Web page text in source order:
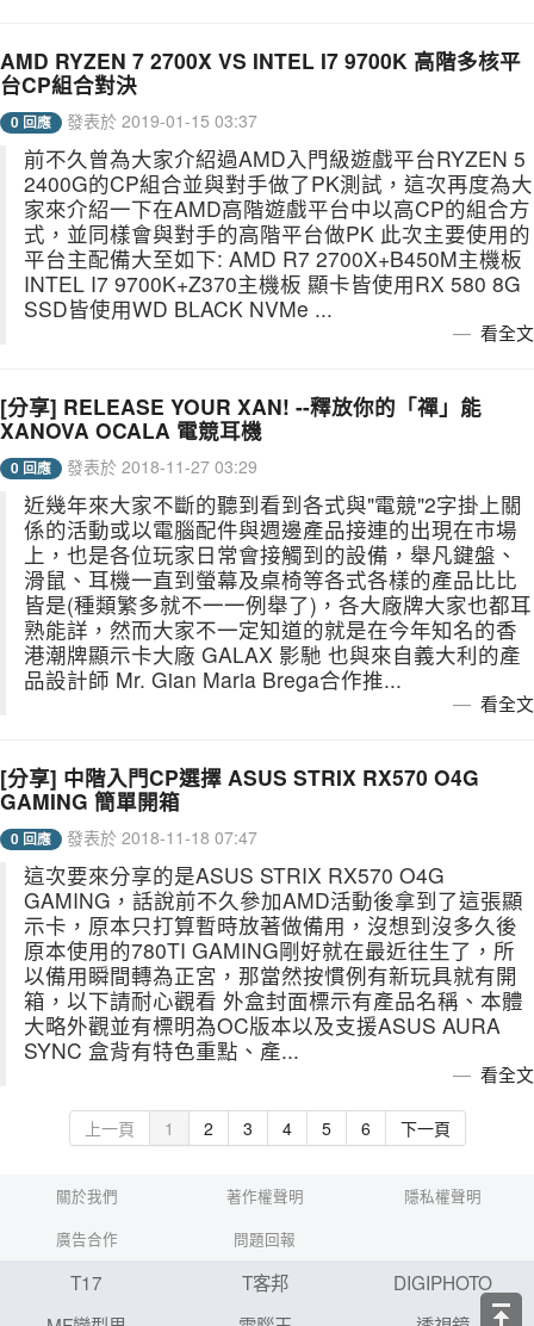
AMD RYZEN 7 2700X VS INTEL I7 9700K 高階多核平
台CP組合對決
0 回應 發表於 2019-01-15 03:37
前不久曾為大家介紹過AMD入門級遊戲平台RYZEN 5
2400G的CP組合並與對手做了PK測試，這次再度為大
家來介紹一下在AMD高階遊戲平台中以高CP的組合方
式，並同樣會與對手的高階平台做PK 此次主要使用的
平台主配備大至如下: AMD R7 2700X+B450M主機板
INTEL I7 9700K+Z370主機板 顯卡皆使用RX 580 8G
SSD皆使用WD BLACK NVMe ...
看全文
[分享] RELEASE YOUR XAN! --釋放你的「禪」能
XANOVA OCALA 電競耳機
0 回應 發表於 2018-11-27 03:29
近幾年來大家不斷的聽到看到各式與"電競"2字掛上關
係的活動或以電腦配件與週邊產品接連的出現在市場
上，也是各位玩家日常會接觸到的設備，舉凡鍵盤、
滑鼠、耳機一直到螢幕及桌椅等各式各樣的產品比比
皆是(種類繁多就不一一例舉了)，各大廠牌大家也都耳
熟能詳，然而大家不一定知道的就是在今年知名的香
港潮牌顯示卡大廠 GALAX 影馳 也與來自義大利的產
品設計師 Mr. Gian Maria Brega合作推...
看全文
[分享] 中階入門CP選擇 ASUS STRIX RX570 O4G
GAMING 簡單開箱
0 回應 發表於 2018-11-18 07:47
這次要來分享的是ASUS STRIX RX570 O4G
GAMING，話說前不久參加AMD活動後拿到了這張顯
示卡，原本只打算暫時放著做備用，沒想到沒多久後
原本使用的780TI GAMING剛好就在最近往生了，所
以備用瞬間轉為正宮，那當然按慣例有新玩具就有開
箱，以下請耐心觀看 外盒封面標示有產品名稱、本體
大略外觀並有標明為OC版本以及支援ASUS AURA
SYNC 盒背有特色重點、產...
看全文
上一頁 1 2 3 4 5 6 下一頁
關於我們 著作權聲明
隱私權聲明
廣告合作
問題回報
T17 T客邦
DIGIPHOTO